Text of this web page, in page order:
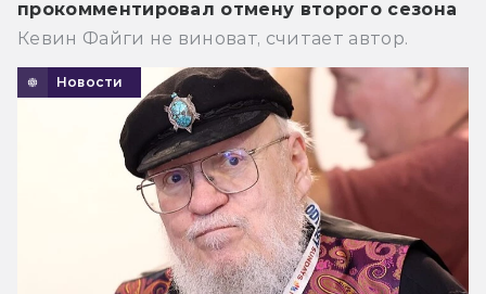
прокомментировал отмену второго сезона
Кевин Файги не виноват, считает автор.
Новости